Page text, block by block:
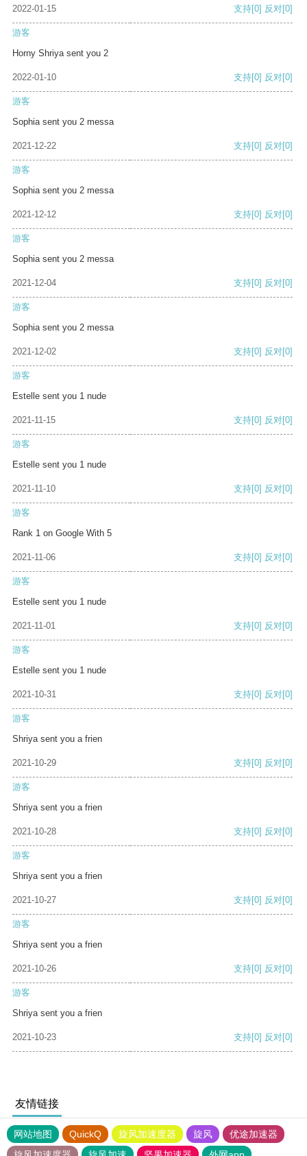
2022-01-15 支持[0] 反对[0]
游客
Horny Shriya sent you 2
2022-01-10 支持[0] 反对[0]
游客
Sophia sent you 2 messa
2021-12-22 支持[0] 反对[0]
游客
Sophia sent you 2 messa
2021-12-12 支持[0] 反对[0]
游客
Sophia sent you 2 messa
2021-12-04 支持[0] 反对[0]
游客
Sophia sent you 2 messa
2021-12-02 支持[0] 反对[0]
游客
Estelle sent you 1 nude
2021-11-15 支持[0] 反对[0]
游客
Estelle sent you 1 nude
2021-11-10 支持[0] 反对[0]
游客
Rank 1 on Google With 5
2021-11-06 支持[0] 反对[0]
游客
Estelle sent you 1 nude
2021-11-01 支持[0] 反对[0]
游客
Estelle sent you 1 nude
2021-10-31 支持[0] 反对[0]
游客
Shriya sent you a frien
2021-10-29 支持[0] 反对[0]
游客
Shriya sent you a frien
2021-10-28 支持[0] 反对[0]
游客
Shriya sent you a frien
2021-10-27 支持[0] 反对[0]
游客
Shriya sent you a frien
2021-10-26 支持[0] 反对[0]
游客
Shriya sent you a frien
2021-10-23 支持[0] 反对[0]
友情链接
网站地图 QuickQ 旋风加速度器 旋风
优途加速器